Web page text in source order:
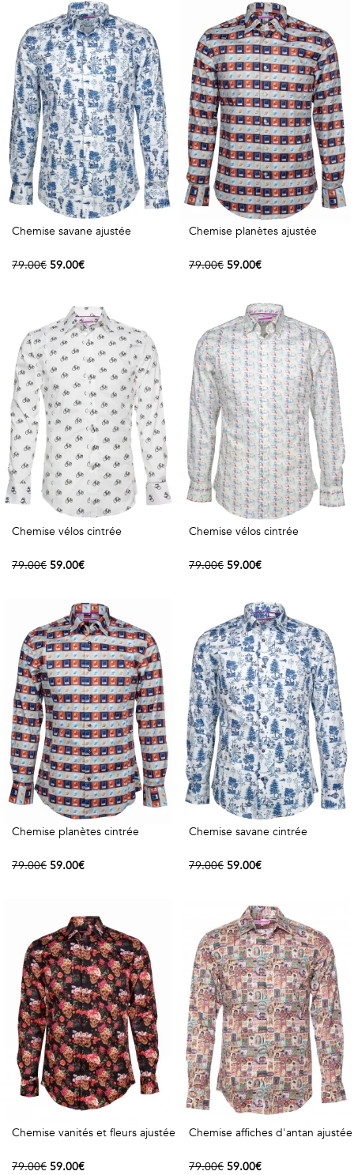
Col
Stand-
up
Voir
tout
LES
IMPRIMÉES
Faune
Flore
Géométriques
Talents
&
Métiers
Petits
Pop
Voyages
Vintage
Voir
tout
courtes
POLOS
FEMME
Imprimés
Unis
Chaussettes
Boxers
Accessoires
Chemise savane ajustée
79.00€ 59.00€
Chemise planètes ajustée
79.00€ 59.00€
Chemise vélos cintrée
79.00€ 59.00€
Chemise vélos cintrée
79.00€ 59.00€
Chemise planètes cintrée
79.00€ 59.00€
Chemise savane cintrée
79.00€ 59.00€
Chemise vanités et fleurs ajustée
79.00€ 59.00€
Chemise affiches d'antan ajustée
79.00€ 59.00€